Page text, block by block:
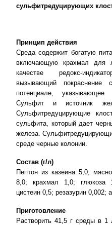
сульфитредуцирующих
Принцип действия
Среда содержит богатую
включающую крахмал для
качестве редокс-
вызывающий покраснение
потенциале, указывающее
Сульфит и источник
Сульфитредуцирующие
сульфита, который дает
железа.
среде черные колонии.
Состав (г/л)
Пептон из казеина 5,0;
8,0; крахмал 1,0; глюкоза
цистеин 0,5; резазурин 0,002;
Приготовление
Растворить 41,5 г среды в 1